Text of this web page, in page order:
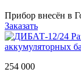
Прибор внесён в
Заказать
254 000